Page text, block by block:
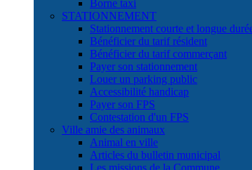
Borne taxi
STATIONNEMENT
Stationnement courte et longue
Bénéficier du tarif résident
Bénéficier du tarif commerçant
Payer son stationnement
Louer un parking public
Accessibilité handicap
Payer son FPS
Contestation d'un FPS
Ville amie des animaux
Animal en ville
Articles du bulletin municipal
Les missions de la Commune